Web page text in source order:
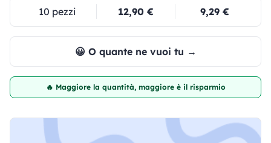
10 pezzi 12,90 € 9,29 €
😀 O quante ne vuoi tu →
🔥 Maggiore la quantità, maggiore è il risparmio